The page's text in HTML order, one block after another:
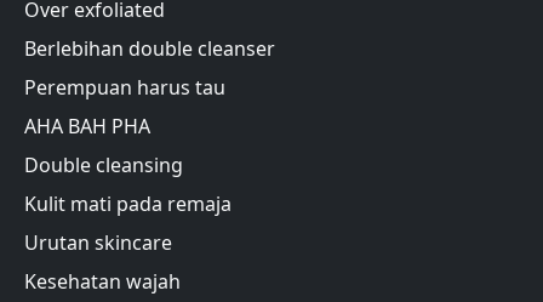
Over exfoliated
Berlebihan double cleanser
Perempuan harus tau
AHA BAH PHA
Double cleansing
Kulit mati pada remaja
Urutan skincare
Kesehatan wajah